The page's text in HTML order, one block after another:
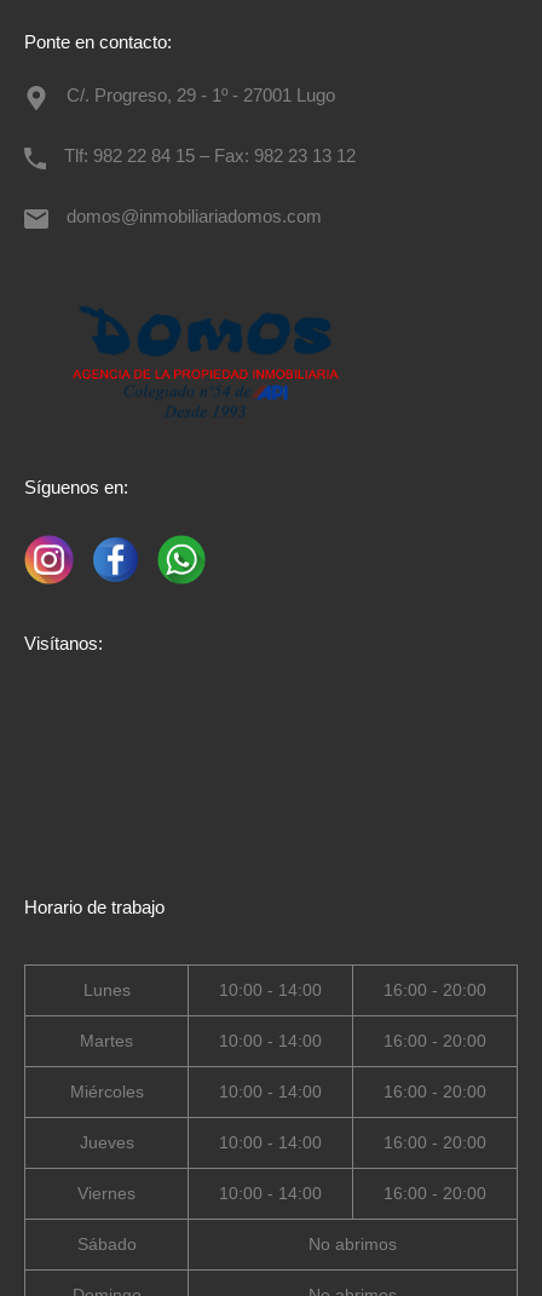
Ponte en contacto:
C/. Progreso, 29 - 1º - 27001 Lugo
Tlf: 982 22 84 15 – Fax: 982 23 13 12
domos@inmobiliariadomos.com
Síguenos en:
Visítanos:
Horario de trabajo
Lunes 10:00 - 14:00 16:00 - 20:00
Martes 10:00 - 14:00 16:00 - 20:00
Miércoles 10:00 - 14:00 16:00 - 20:00
Jueves 10:00 - 14:00 16:00 - 20:00
Viernes 10:00 - 14:00 16:00 - 20:00
Sábado No abrimos